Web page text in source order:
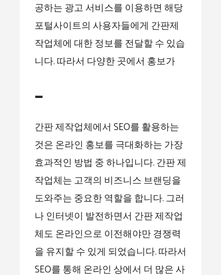
공하는 광고 서비스를 이용하면 해당
포털사이트의 사용자들에게 간판제
작업체에 대한 정보를 전달할 수 있습
니다. 따라서 다양한 곳에서 홍보가
–
간판 제작업체에서 SEO를 활용하는
것은 온라인 홍보를 극대화하는 가장
효과적인 방법 중 하나입니다. 간판 제
작업체는 고객의 비즈니스 브랜딩을
도와주는 중요한 역할을 합니다. 그러
나 인터넷이 발전하면서 간판 제작업
체도 온라인으로 이전해야만 경쟁력
을 유지할 수 있게 되었습니다. 따라서
SEO를 통해 온라인 상에서 더 많은 사